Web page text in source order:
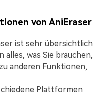
von AniEraser
ist sehr übersichtlich
alles, was Sie brauchen,
anderen Funktionen,
Plattformen